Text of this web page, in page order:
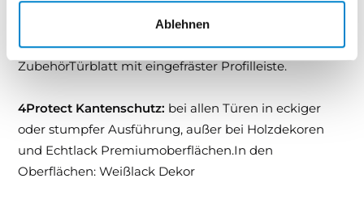
Ablehnen
mit runder Türkante, optional eckige oder
stumpfe Türkante, siehe Ausstattung und
ZubehörTürblatt mit eingefräster Profilleiste.
4Protect Kantenschutz: bei allen Türen in eckiger
oder stumpfer Ausführung, außer bei Holzdekoren
und Echtlack Premiumoberflächen.In den
Oberflächen: Weißlack Dekor